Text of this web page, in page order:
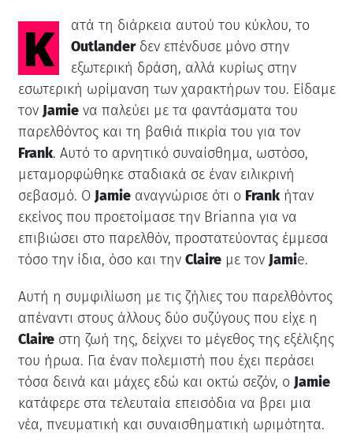
Κατά τη διάρκεια αυτού του κύκλου, το
Outlanderδεν επένδυσε μόνο στην
εξωτερική δράση, αλλά κυρίως στην
εσωτερική ωρίμανση των χαρακτήρων του. Είδαμε
τον Jamieνα παλεύει με τα φαντάσματα του
παρελθόντος και τη βαθιά πικρία του για τον
Frank. Αυτό το αρνητικό συναίσθημα, ωστόσο,
μεταμορφώθηκε σταδιακά σε έναν ειλικρινή
σεβασμό. Ο Jamieαναγνώρισε ότι ο Frankήταν
εκείνος που προετοίμασε την Brianna για να
επιβιώσει στο παρελθόν, προστατεύοντας έμμεσα
τόσο την ίδια, όσο και την Claireμε τον Jamie.
Αυτή η συμφιλίωση με τις ζήλιες του παρελθόντος
απέναντι στους άλλους δύο συζύγους που είχε η
Claireστη ζωή της, δείχνει το μέγεθος της εξέλιξης
του ήρωα. Για έναν πολεμιστή που έχει περάσει
τόσα δεινά και μάχες εδώ και οκτώ σεζόν, ο Jamie
κατάφερε στα τελευταία επεισόδια να βρει μια
νέα, πνευματική και συναισθηματική ωριμότητα.